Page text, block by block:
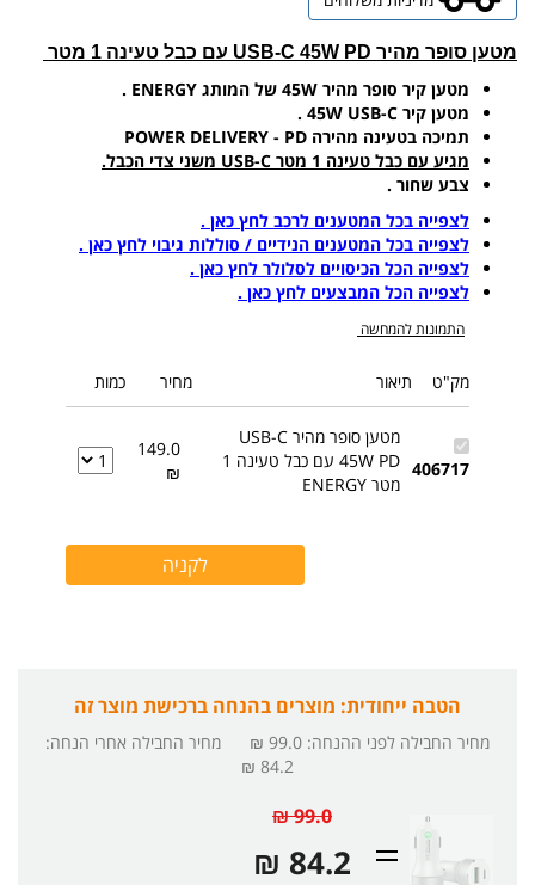
מטען סופר מהיר USB-C 45W PD עם כבל טעינה 1 מטר
מטען קיר סופר מהיר 45W של המותג ENERGY .
מטען קיר 45W USB-C .
תמיכה בטעינה מהירה POWER DELIVERY - PD
מגיע עם כבל טעינה 1 מטר USB-C משני צדי הכבל.
צבע שחור .
לצפייה בכל המטענים לרכב לחץ כאן .
לצפייה בכל המטענים הנידיים / סוללות גיבוי לחץ כאן .
לצפייה הכל הכיסויים לסלולר לחץ כאן .
לצפייה הכל המבצעים לחץ כאן .
התמונות להמחשה
מק"ט תיאור מחיר כמות
406717
מטען סופר מהיר USB-C
45W PD עם כבל טעינה 1
מטר ENERGY
149.0
₪
הטבה ייחודית: מוצרים בהנחה ברכישת מוצר זה
מחיר החבילה לפני ההנחה:
99.0 ₪ מחיר החבילה אחרי הנחה:
84.2 ₪
99.0 ₪
84.2 ₪